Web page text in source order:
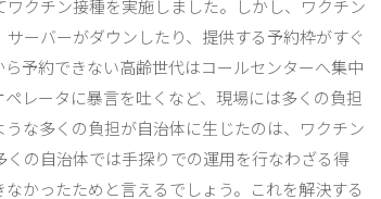
クチン接種を実施しました。しかし、ワクチン
ーバーがダウンしたり、提供する予約枠がすぐ
予約できない高齢世代はコールセンターへ集中
レータに暴言を吐くなど、現場には多くの負担
な多くの負担が自治体に生じたのは、ワクチン
の自治体では手探りでの運用を行なわざる得
かったためと言えるでしょう。これを解決する